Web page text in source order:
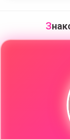
З
🥂
🔥